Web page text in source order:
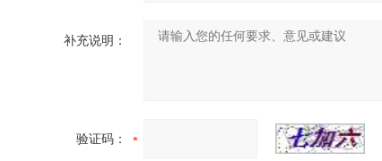
补充说明：
验证码：